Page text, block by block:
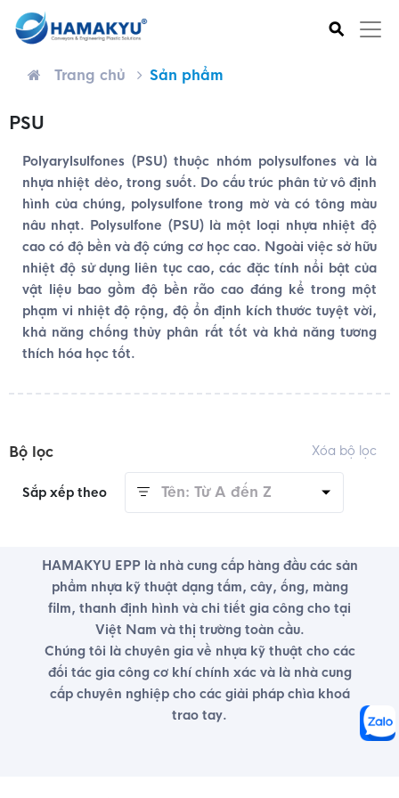
⚲
Trang chủ Sản phẩm
PSU
Polyarylsulfones (PSU) thuộc nhóm polysulfones và là
nhựa nhiệt dẻo, trong suốt. Do cấu trúc phân tử vô định
hình của chúng, polysulfone trong mờ và có tông màu
nâu nhạt. Polysulfone (PSU) là một loại nhựa nhiệt độ
cao có độ bền và độ cứng cơ học cao. Ngoài việc sở hữu
nhiệt độ sử dụng liên tục cao, các đặc tính nổi bật của
vật liệu bao gồm độ bền rão cao đáng kể trong một
phạm vi nhiệt độ rộng, độ ổn định kích thước tuyệt vời,
khả năng chống thủy phân rất tốt và khả năng tương
thích hóa học tốt.
Bộ lọc Xóa bộ lọc
Sắp xếp theo Tên: Từ A đến Z
HAMAKYU EPP là nhà cung cấp hàng đầu các sản
phẩm nhựa kỹ thuật dạng tấm, cây, ống, màng
film, thanh định hình và chi tiết gia công cho tại
Việt Nam và thị trường toàn cầu.
Chúng tôi là chuyên gia về nhựa kỹ thuật cho các
đối tác gia công cơ khí chính xác và là nhà cung
cấp chuyên nghiệp cho các giải pháp chìa khoá
trao tay.